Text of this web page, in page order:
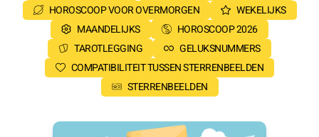
HOROSCOOP VOOR OVERMORGEN
WEKELIJKS
MAANDELIJKS
HOROSCOOP 2026
TAROTLEGGING
GELUKSNUMMERS
COMPATIBILITEIT TUSSEN STERRENBEELDEN
STERRENBEELDEN